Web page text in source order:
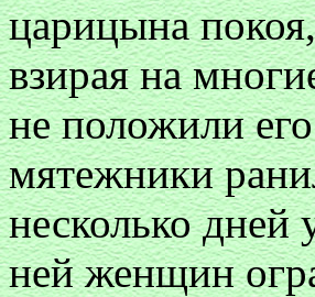
царицына
взирая на
не положили
мятежники
несколько
ней женщин